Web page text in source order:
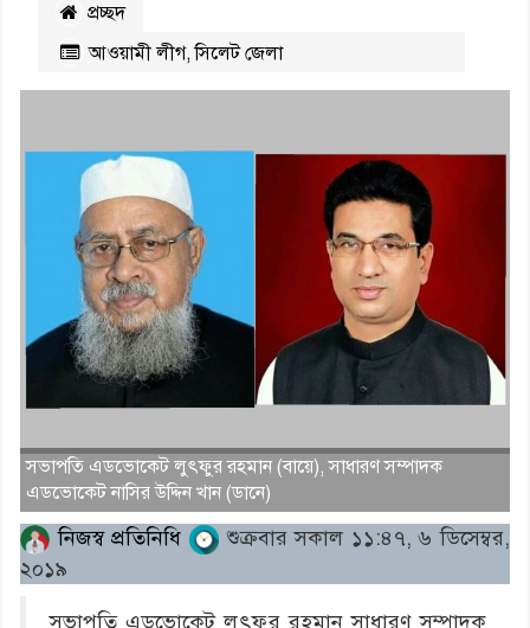
প্রচ্ছদ
আওয়ামী লীগ,সিলেট জেলা
সভাপতি এডভোকেট লুৎফুর রহমান (বায়ে), সাধারণ সম্পাদক
এডভোকেট নাসির উদ্দিন খান (ডানে)
নিজস্ব প্রতিনিধি
শুক্রবার সকাল ১১:৪৭, ৬ ডিসেম্বর,
২০১৯
সভাপতি এডভোকেট লুৎফুর রহমান সাধারণ সম্পাদক